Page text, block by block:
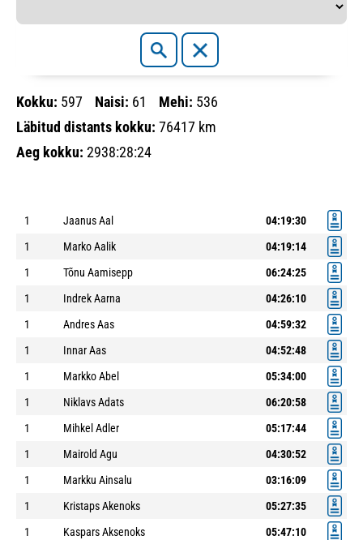
Kokku: 597 Naisi: 61 Mehi: 536
Läbitud distants kokku: 76417 km
Aeg kokku: 2938:28:24
1 Jaanus Aal
04:19:30
1
Marko Aalik
04:19:14
1
Tõnu Aamisepp
06:24:25
1
Indrek Aarna
04:26:10
1
Andres Aas
04:59:32
1
Innar Aas
04:52:48
1
Markko Abel
05:34:00
1
Niklavs Adats
06:20:58
1
Mihkel Adler
05:17:44
1
Mairold Agu
04:30:52
1
Markku Ainsalu
03:16:09
1
Kristaps Akenoks
05:27:35
1
Kaspars Aksenoks
05:47:10